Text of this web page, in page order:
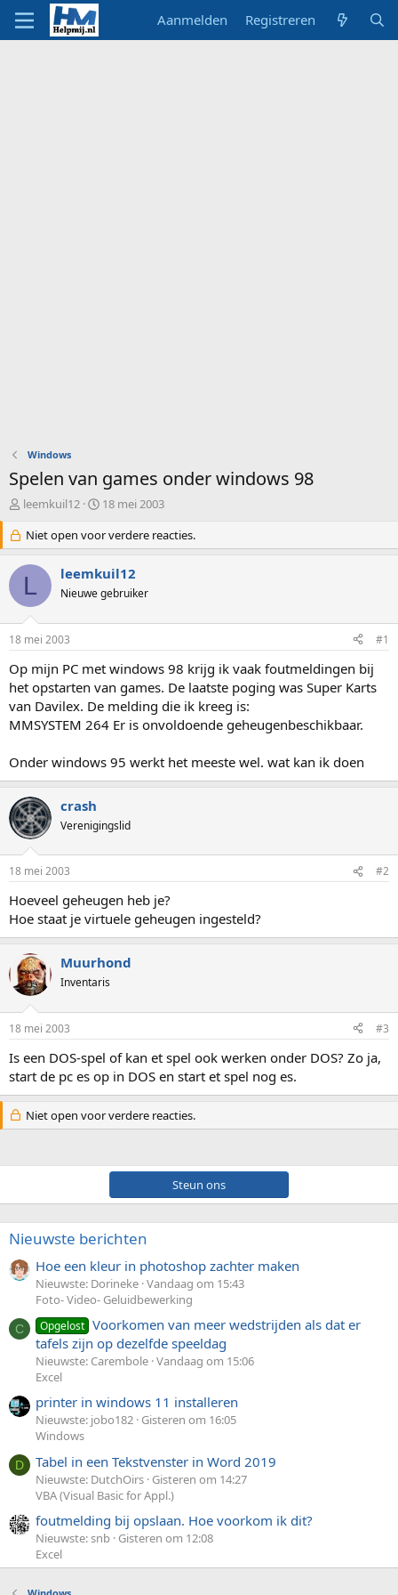
Aanmelden Registreren
Windows
Spelen van games onder windows 98
O
d
e
r
e
s
t
a
r
t
e
leemkuil12
S
a
r
d
a
m
18 mei 2003
Niet open voor verdere reacties.
L leemkuil12
Nieuwe gebruiker
18 mei 2003 #1
Op mijn PC met windows 98 krijg ik vaak foutmeldingen bij
het opstarten van games. De laatste poging was Super Karts
van Davilex. De melding die ik kreeg is:
MMSYSTEM 264 Er is onvoldoende geheugenbeschikbaar.
Onder windows 95 werkt het meeste wel. wat kan ik doen
crash
Verenigingslid
18 mei 2003 #2
Hoeveel geheugen heb je?
Hoe staat je virtuele geheugen ingesteld?
Muurhond
Inventaris
18 mei 2003 #3
Is een DOS-spel of kan et spel ook werken onder DOS? Zo ja,
start de pc es op in DOS en start et spel nog es.
Niet open voor verdere reacties.
Steun ons
Nieuwste berichten
Hoe een kleur in photoshop zachter maken
Nieuwste: Dorineke Vandaag om 15:43
Foto- Video- Geluidbewerking
C Opgelost Voorkomen van meer wedstrijden als dat er
tafels zijn op dezelfde speeldag
Nieuwste: Carembole Vandaag om 15:06
Excel
printer in windows 11 installeren
Nieuwste: jobo182 Gisteren om 16:05
Windows
D Tabel in een Tekstvenster in Word 2019
Nieuwste: DutchOirs Gisteren om 14:27
VBA (Visual Basic for Appl.)
foutmelding bij opslaan. Hoe voorkom ik dit?
Nieuwste: snb Gisteren om 12:08
Excel